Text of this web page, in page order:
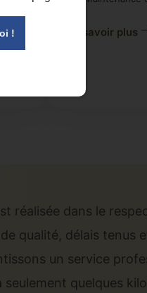
En savoir plus
réalisée dans le
qualité, délais tenus
un service
quelques
!